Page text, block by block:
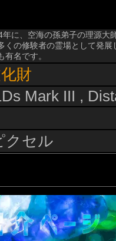
に、空海の孫弟子の理源大
くの修験者の霊場として発
名です。
財
Mark III ,
クセル